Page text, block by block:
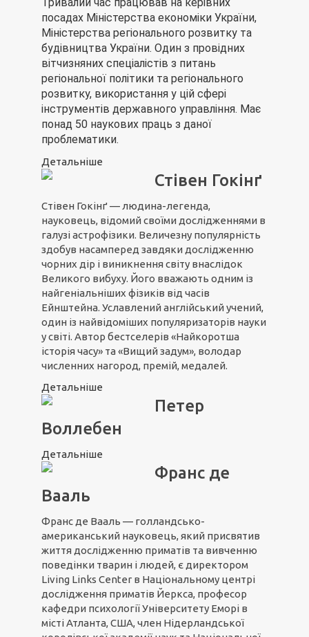
посадах Міністерства економіки України,
Міністерства регіонального розвитку та
будівництва України. Один з провідних
вітчизняних спеціалістів з питань
регіональної політики та регіонального
розвитку, використання у цій сфері
інструментів державного управління. Має
понад 50 наукових праць з даної
проблематики.
Детальніше
Стівен Гокінґ
Стівен Гокінґ — людина-легенда,
науковець, відомий своїми дослідженнями в
галузі астрофізики. Величезну популярність
здобув насамперед завдяки дослідженню
чорних дір і виникнення світу внаслідок
Великого вибуху. Його вважають одним із
найгеніальніших фізиків від часів
Ейнштейна. Уславлений англійський учений,
один із найвідоміших популяризаторів науки
у світі. Автор бестселерів «Найкоротша
історія часу» та «Вищий задум», володар
численних нагород, премій, медалей.
Детальніше
Петер
Воллебен
Детальніше
Франс де
Вааль
Франс де Вааль — голландсько-
американський науковець, який присвятив
життя дослідженню приматів та вивченню
поведінки тварин і людей, є директором
Living Links Center в Національному центрі
дослідження приматів Йеркса, професор
кафедри психології Університету Еморі в
місті Атланта, США, член Нідерландської